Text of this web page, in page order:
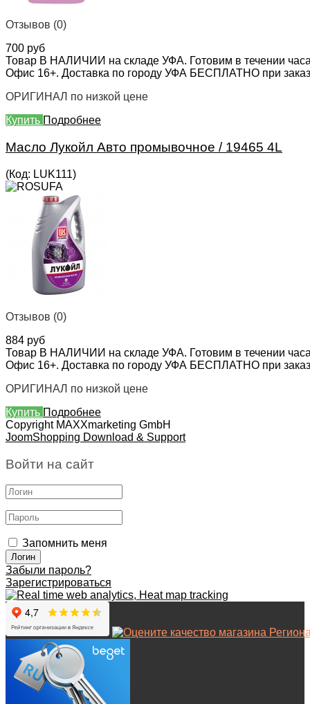
Отзывов (0)
700 руб
Товар В НАЛИЧИИ на складе УФА. Готовим в течении
Офис 16+. Доставка по городу УФА БЕСПЛАТНО при
ОРИГИНАЛ по низкой цене
Купить Подробнее
Масло Лукойл Авто промывочное / 19465 4L
(Код: LUK111)
Отзывов (0)
884 руб
Товар В НАЛИЧИИ на складе УФА. Готовим в течении
Офис 16+. Доставка по городу УФА БЕСПЛАТНО при
ОРИГИНАЛ по низкой цене
Купить Подробнее
Copyright MAXXmarketing GmbH
JoomShopping Download & Support
Войти на сайт
Запомнить меня
Забыли пароль?
Зарегистрироваться